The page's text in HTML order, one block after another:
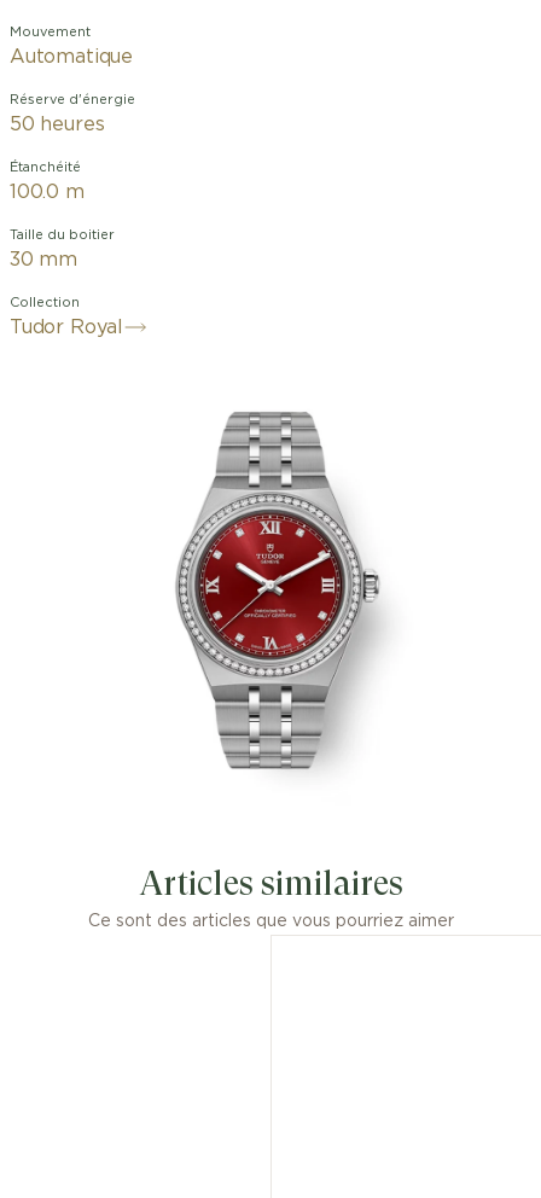
Mouvement
Automatique
Réserve d'énergie
50 heures
Étanchéité
100.0 m
Taille du boitier
30 mm
Collection
Tudor Royal
Manufacture MT5201 (COSC)
bordeaux, chiffres romains en applique
Articles similaires
Ce sont des articles que vous pourriez aimer